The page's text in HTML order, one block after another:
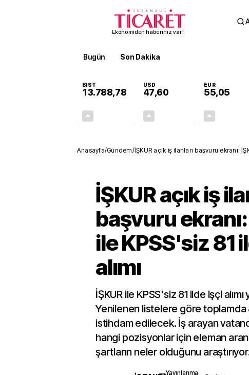
Ekonomiden haberiniz var!
Bugün Son Dakika
BIST
13.788,78
USD
47,60
EUR
55,05
Anasayfa/Gündem/İŞKUR açık iş ilanları başvuru ekranı:
İŞKUR açık iş
başvuru
ile KPSS'siz 81
alımı
İŞKUR ile KPSS'siz 81 ilde işçi alımı
Yenilenen listelere göre toplamda
istihdam edilecek. İş arayan
hangi pozisyonlar için eleman
şartların neler olduğunu
Yayınlanma